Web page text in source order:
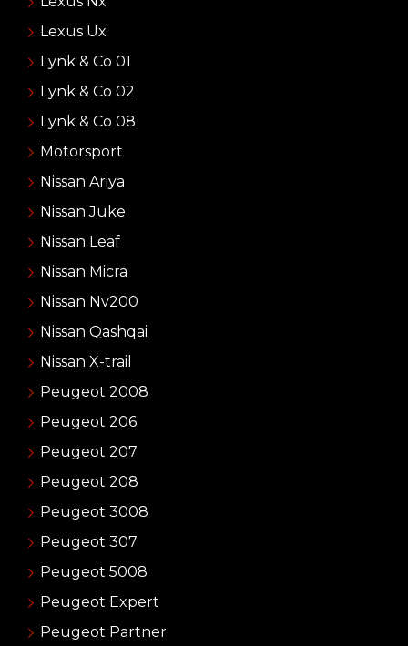
Lexus Ux
Lynk & Co 01
Lynk & Co 02
Lynk & Co 08
Motorsport
Nissan Ariya
Nissan Juke
Nissan Leaf
Nissan Micra
Nissan Nv200
Nissan Qashqai
Nissan X-trail
Peugeot 2008
Peugeot 206
Peugeot 207
Peugeot 208
Peugeot 3008
Peugeot 307
Peugeot 5008
Peugeot Expert
Peugeot Partner